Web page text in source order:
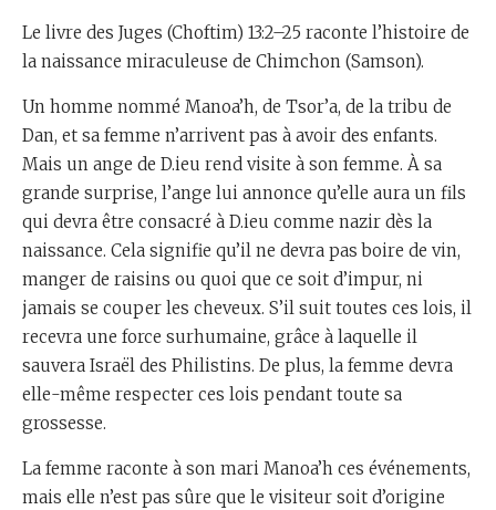
Le livre des Juges (Choftim) 13:2–25 raconte l’histoire de
la naissance miraculeuse de Chimchon (Samson).
Un homme nommé Manoa’h, de Tsor’a, de la tribu de
Dan, et sa femme n’arrivent pas à avoir des enfants.
Mais un ange de D.ieu rend visite à son femme. À sa
grande surprise, l’ange lui annonce qu’elle aura un fils
qui devra être consacré à D.ieu comme nazir dès la
naissance. Cela signifie qu’il ne devra pas boire de vin,
manger de raisins ou quoi que ce soit d’impur, ni
jamais se couper les cheveux. S’il suit toutes ces lois, il
recevra une force surhumaine, grâce à laquelle il
sauvera Israël des Philistins. De plus, la femme devra
elle-même respecter ces lois pendant toute sa
grossesse.
La femme raconte à son mari Manoa’h ces événements,
mais elle n’est pas sûre que le visiteur soit d’origine